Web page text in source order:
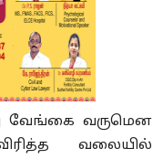
வேங்கை வருமென
வலையில்